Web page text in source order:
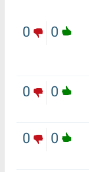
0
0
0
0
0
0